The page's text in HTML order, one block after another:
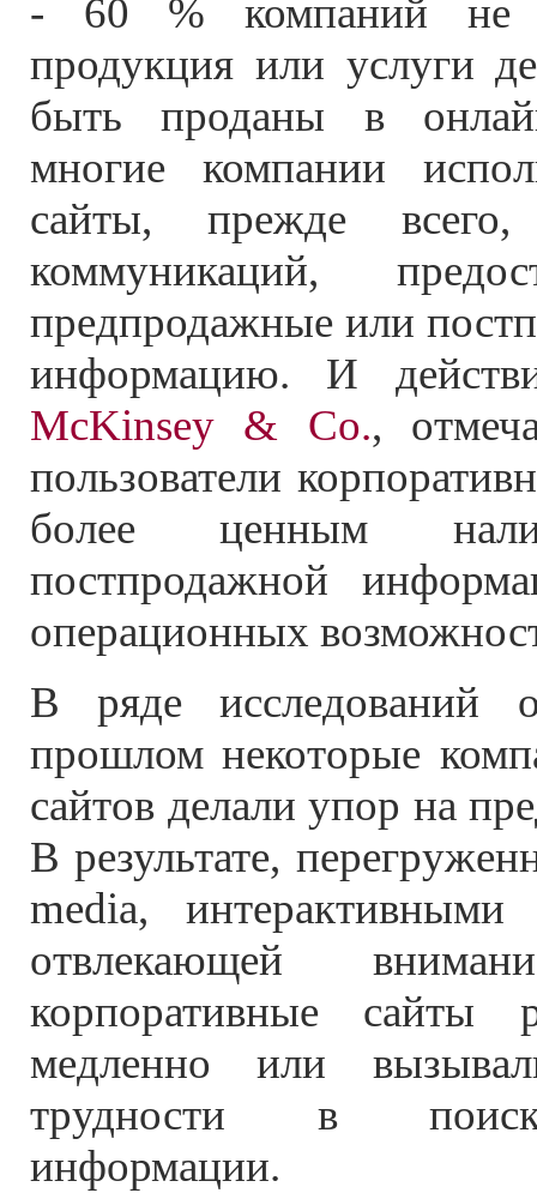
- 60 % компаний не
продукция или услуги
быть проданы в
многие компании
сайты, прежде
коммуникаций,
предпродажные или
информацию. И
McKinsey & Co.,
пользователи
более ценным
постпродажной
операционных
В ряде исследований
прошлом некоторые
сайтов делали упор на
В результате,
media,
отвлекающей
корпоративные сайты
медленно или
трудности в
информации.